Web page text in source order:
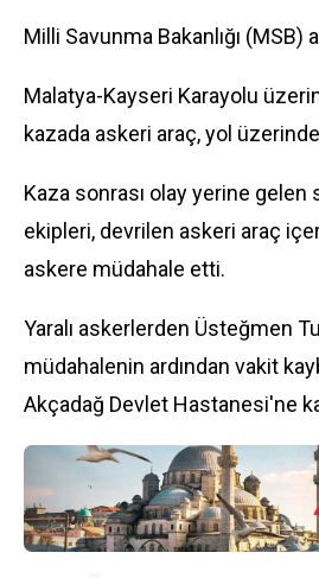
Milli Savunma Bakanlığı (MSB)
Malatya-Kayseri Karayolu
kazada askeri araç, yol
Kaza sonrası olay yerine gelen
ekipleri, devrilen askeri araç
askere müdahale etti.
Yaralı askerlerden Üsteğmen
müdahalenin ardından vakit
Akçadağ Devlet Hastanesi'ne